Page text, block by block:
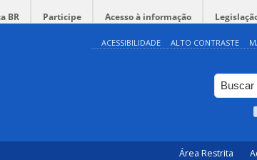
BR Participe Acesso à informação
ACESSIBILIDADE ALTO CONTRASTE
Área Restrita